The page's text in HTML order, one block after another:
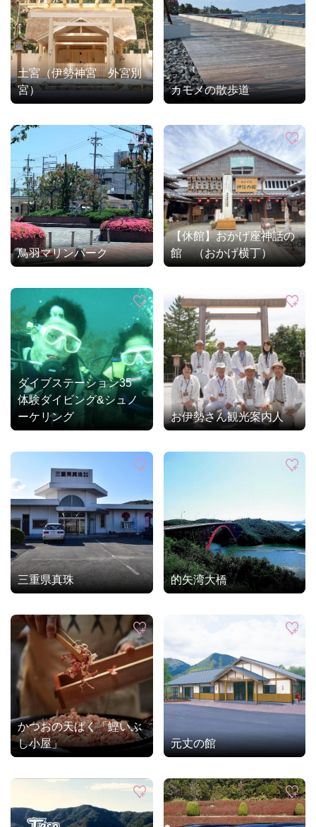
土宮（伊勢神宮 外宮別
宮）
カモメの散歩道
鳥羽マリンパーク
【休館】おかげ座神話の
館 （おかげ横丁）
ダイブステーション35
体験ダイビング&シュノ
ーケリング
お伊勢さん観光案内人
三重県真珠 的矢湾大橋
かつおの天ぱく「鰹いぶ
し小屋」
元丈の館